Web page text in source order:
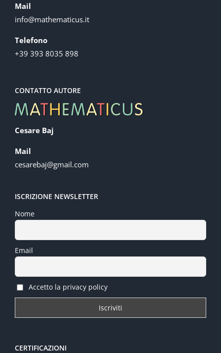
Mail
info@mathematicus.it
Telefono
+39 393 8035 898
CONTATTO AUTORE
Cesare Baj
Mail
cesarebaj@gmail.com
ISCRIZIONE NEWSLETTER
Nome
Email
Accetto la privacy policy
CERTIFICAZIONI